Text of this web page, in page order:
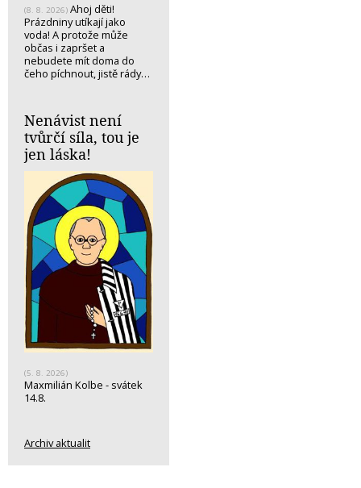
(8. 8. 2026) Ahoj děti!
Prázdniny utíkají jako
voda! A protože může
občas i zapršet a
nebudete mít doma do
čeho píchnout, jistě rády…
Nenávist není
tvůrčí síla, tou je
jen láska!
(5. 8. 2026)
Maxmilián Kolbe - svátek
14.8.
Archiv aktualit